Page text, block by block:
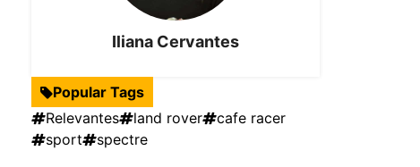
Iliana Cervantes
Popular Tags
Relevantes
land rover
cafe racer
sport
spectre